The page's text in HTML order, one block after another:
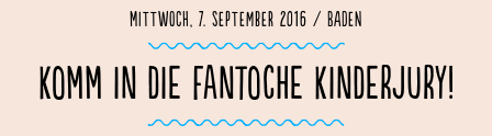
Mittwoch, 7. September 2016 / Baden
KOMM IN DIE FANTOCHE KINDERJURY!